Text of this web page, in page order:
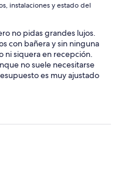
instalaciones y estado del
no pidas grandes lujos.
con bañera y sin ninguna
ni siquera en recepción.
no suele necesitarse
es muy ajustado
de la isla, ideal para